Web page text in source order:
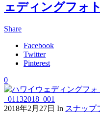
ェディングフォ
Share
Facebook
Twitter
Pinterest
0
2018年2月27日 In スナップ